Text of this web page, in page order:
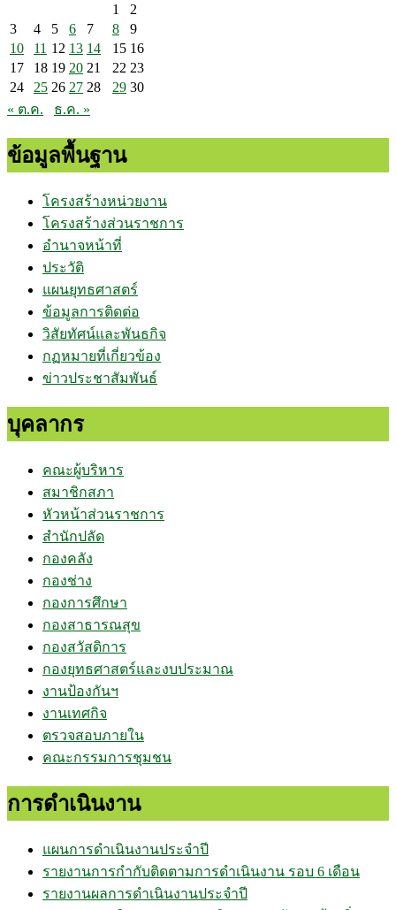
1
2
3
4 5 6 7 8
9
10
11 12 13 14 15 16
17
18 19 20 21 22 23
24
25 26 27 28 29 30
« ต.ค.
ธ.ค. »
ข้อมูลพื้นฐาน
โครงสร้างหน่วยงาน
โครงสร้างส่วนราชการ
อำนาจหน้าที่
ประวัติ
แผนยุทธศาสตร์
ข้อมูลการติดต่อ
วิสัยทัศน์และพันธกิจ
กฏหมายที่เกี่ยวข้อง
ข่าวประชาสัมพันธ์
บุคลากร
คณะผู้บริหาร
สมาชิกสภา
หัวหน้าส่วนราชการ
สำนักปลัด
กองคลัง
กองช่าง
กองการศึกษา
กองสาธารณสุข
กองสวัสดิการ
กองยุทธศาสตร์และงบประมาณ
งานป้องกันฯ
งานเทศกิจ
ตรวจสอบภายใน
คณะกรรมการชุมชน
การดำเนินงาน
แผนการดำเนินงานประจำปี
รายงานการกำกับติดตามการดำเนินงาน รอบ 6 เดือน
รายงานผลการดำเนินงานประจำปี